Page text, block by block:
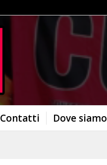
Contatti Dove siamo